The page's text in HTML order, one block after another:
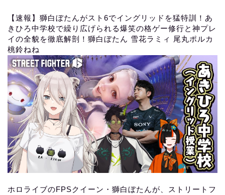
【速報】獅白ぼたんがスト6でイングリッドを猛特訓！あ
きひろ中学校で繰り広げられる爆笑の格ゲー修行と神プレ
イの全貌を徹底解剖！獅白ぼたん 雪花ラミィ 尾丸ポルカ
桃鈴ねね
ホロライブのFPSクイーン・獅白ぼたんが、ストリートフ